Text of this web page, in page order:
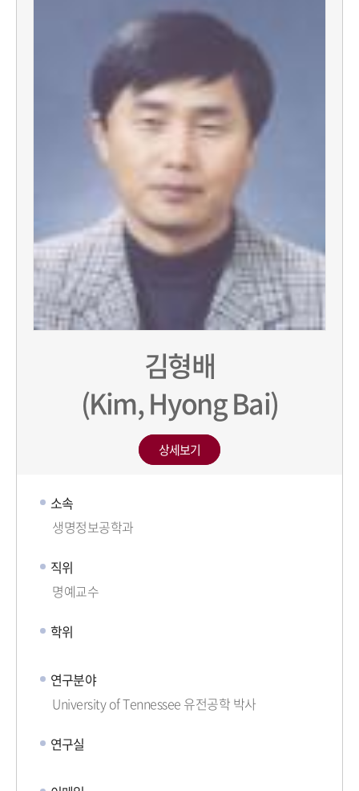
김형배
(Kim, Hyong Bai)
상세보기
소속
생명정보공학과
직위
명예교수
학위
연구분야
University of Tennessee 유전공학 박사
연구실